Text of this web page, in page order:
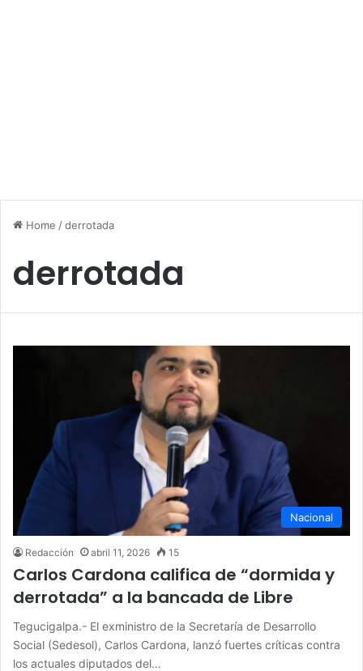
Home /derrotada
derrotada
Nacional
Redacción abril 11, 2026 15
Carlos Cardona califica de “dormida y
derrotada” a la bancada de Libre
Tegucigalpa.- El exministro de la Secretaría de Desarrollo
Social (Sedesol), Carlos Cardona, lanzó fuertes críticas contra
los actuales diputados del…